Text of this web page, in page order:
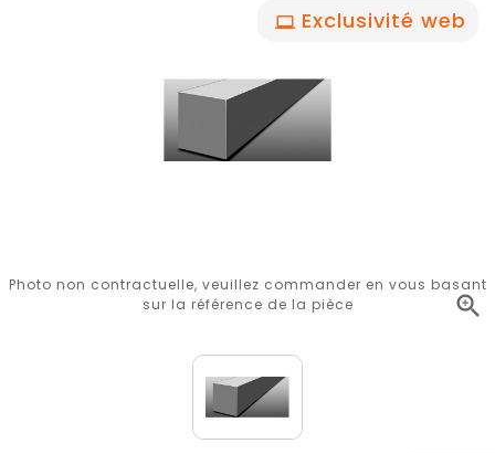
Exclusivité web

Photo non contractuelle, veuillez commander en vous basant
sur la référence de la pièce